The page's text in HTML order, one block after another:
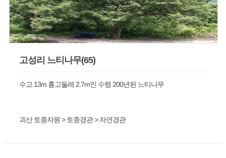
고성리 느티나무(65)
수고 13m 흉고둘레 2.7m인 수령 200년된 느티나무
괴산 토종자원 > 토종경관 > 자연경관